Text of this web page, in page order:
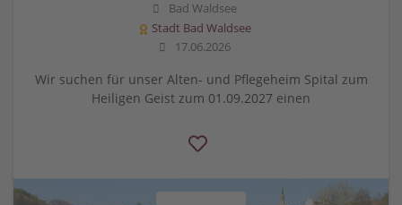
Bad Waldsee
Stadt Bad Waldsee
17.06.2026
Wir suchen für unser Alten- und Pflegeheim Spital zum
Heiligen Geist zum 01.09.2027 einen